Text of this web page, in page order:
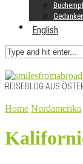
English
REISEBLOG AUS
Home Nordamerika